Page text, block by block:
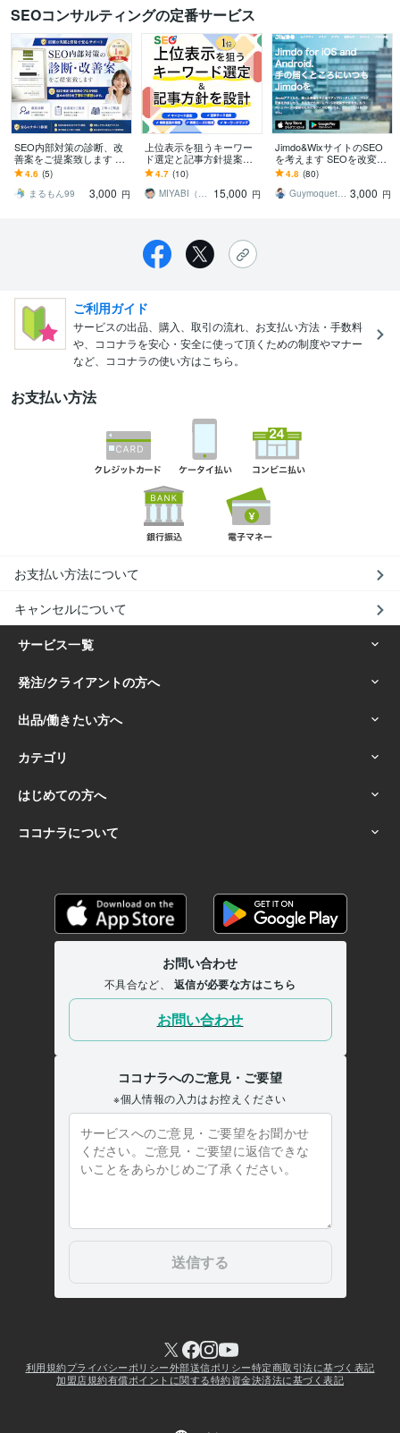
SEOコンサルティングの定番サービス
SEO内部対策の診断、改
善案をご提案致します SE
O検定1級取得、基本のSE
Oを丁寧にご解説します。
4.6 (5)
まるもん99
3,000 円
上位表示を狙うキーワー
ド選定と記事方針提案し
ます マーケテイングのプ
ロが、検索意図から記事
テーマを設計
4.7 (10)
MIYABI（マーケッター）
15,000 円
Jimdo&WixサイトのSEO
を考えます SEOを改変し
て集客率をアップしよ
う！
4.8 (80)
Guymoquet Creative 3,000 円
ご利用ガイド
サービスの出品、購入、取引の流れ、お支払い方法・手数料
や、ココナラを安心・安全に使って頂くための制度やマナー
など、ココナラの使い方はこちら。
お支払い方法
お支払い方法について
キャンセルについて